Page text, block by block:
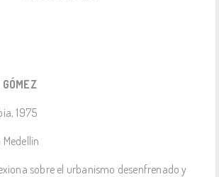
1975
sobre el urbanismo desenfrenado y